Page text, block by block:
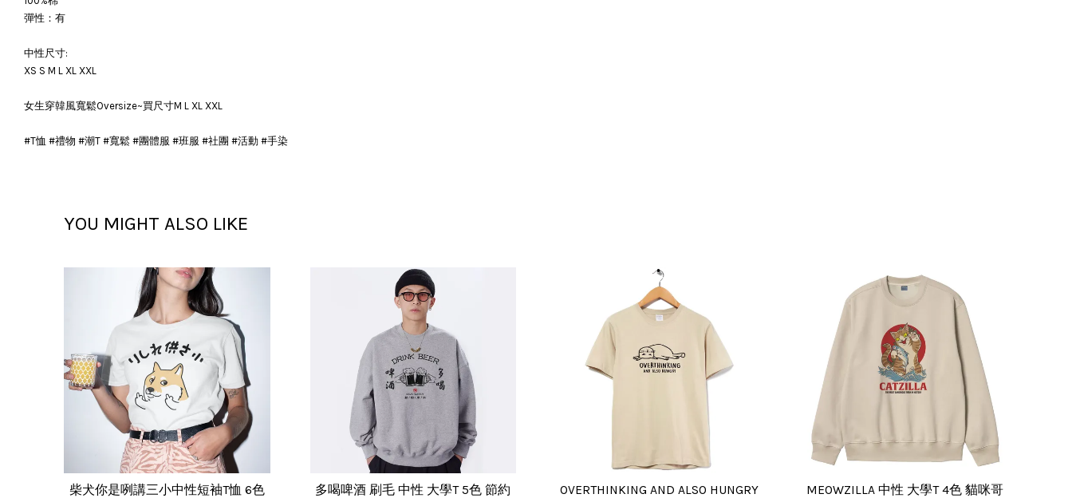
彈性：有
中性尺寸:
XS S M L XL XXL
女生穿韓風寬鬆Oversize~買尺寸M L XL XXL
#T恤 #禮物 #潮T #寬鬆 #團體服 #班服 #社團 #活動 #手染
YOU MIGHT ALSO LIKE
柴犬你是咧講三小中性短袖T恤 6色
多喝啤酒 刷毛 中性 大學T 5色 節約
OVERTHINKING AND ALSO HUNGRY
MEOWZILLA 中性 大學T 4色 貓咪哥